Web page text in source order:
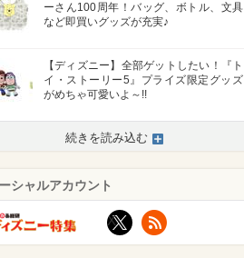
ーさん100周年！バッグ、ボトル、文具
など即買いグッズが充実♪
【ディズニー】全部ゲットしたい！『ト
イ・ストーリー5』プライズ限定グッズ
がめちゃ可愛いよ～!!
続きを読み込む
シャルアカウント
X